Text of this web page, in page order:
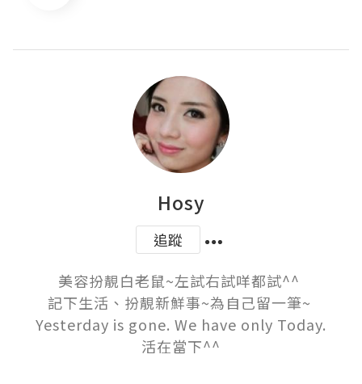
Hosy
追蹤
美容扮靚白老鼠~左試右試咩都試^^
記下生活、扮靚新鮮事~為自己留一筆~
Yesterday is gone. We have only Today.
活在當下^^